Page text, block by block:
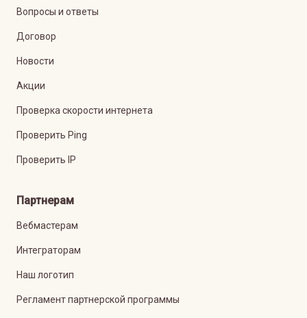
Вопросы и ответы
Договор
Новости
Акции
Проверка скорости интернета
Проверить Ping
Проверить IP
Партнерам
Вебмастерам
Интеграторам
Наш логотип
Регламент партнерской программы